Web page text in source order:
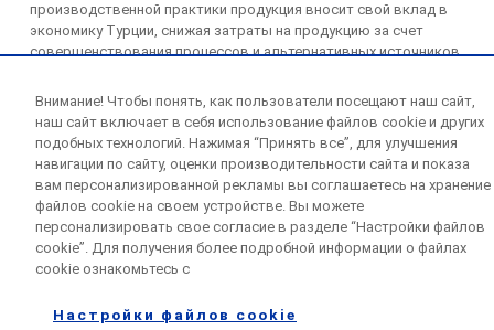
производственной практики продукция вносит свой вклад в
экономику Турции, снижая затраты на продукцию за счет
совершенствования процессов и альтернативных источников
Внимание! Чтобы понять, как пользователи посещают наш сайт,
наш сайт включает в себя использование файлов cookie и других
подобных технологий. Нажимая “Принять все”, для улучшения
навигации по сайту, оценки производительности сайта и показа
вам персонализированной рекламы вы соглашаетесь на хранение
файлов cookie на своем устройстве. Вы можете
персонализировать свое согласие в разделе “Настройки файлов
cookie”. Для получения более подробной информации о файлах
cookie ознакомьтесь с
Настройки файлов cookie
© 2026 World Medicine